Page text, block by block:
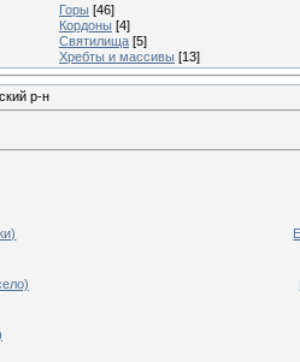
Горы [46]
Кордоны [4]
Святилища [5]
Хребты и массивы [13]
р-н